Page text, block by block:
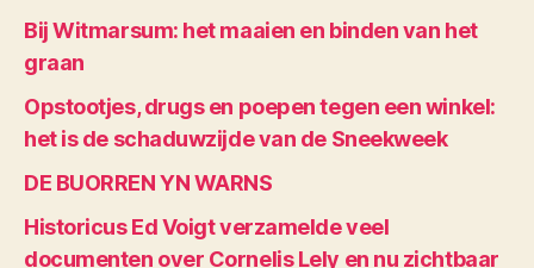
Bij Witmarsum: het maaien en binden van het
graan
Opstootjes, drugs en poepen tegen een winkel:
het is de schaduwzijde van de Sneekweek
DE BUORREN YN WARNS
Historicus Ed Voigt verzamelde veel
documenten over Cornelis Lely en nu zichtbaar